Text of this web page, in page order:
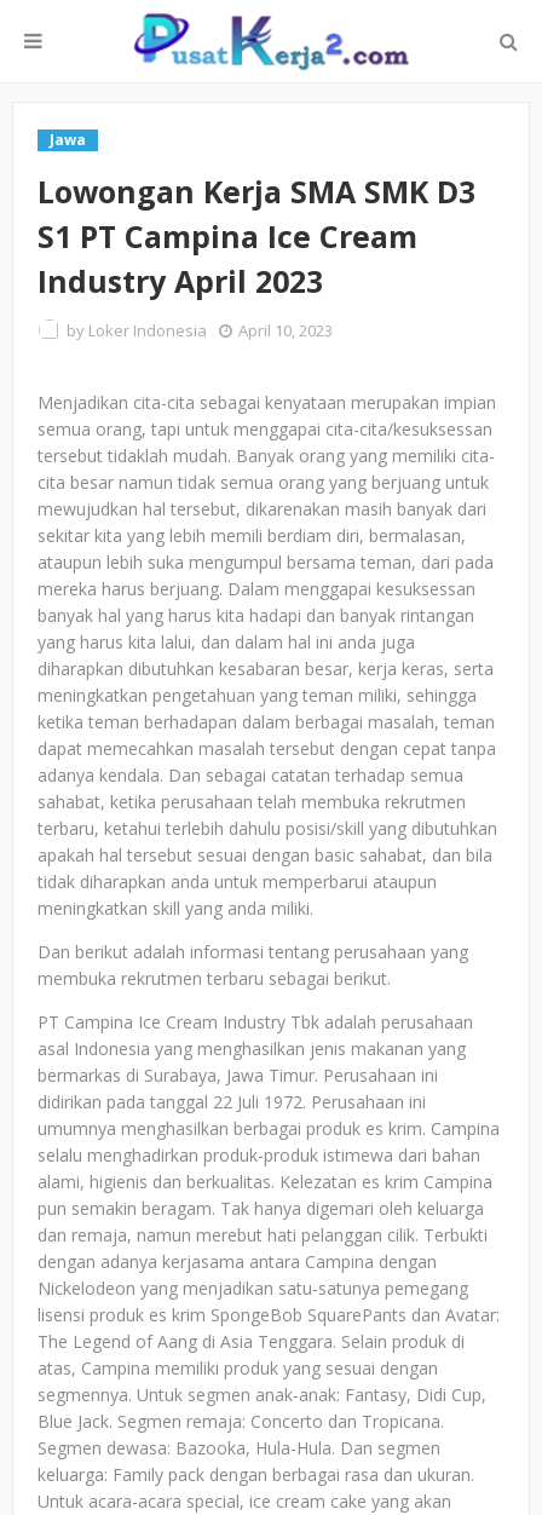
Jawa
Lowongan Kerja SMA SMK D3
S1 PT Campina Ice Cream
Industry April 2023
by Loker Indonesia April 10, 2023
Menjadikan cita-cita sebagai kenyataan merupakan impian
semua orang, tapi untuk menggapai cita-cita/kesuksessan
tersebut tidaklah mudah. Banyak orang yang memiliki cita-
cita besar namun tidak semua orang yang berjuang untuk
mewujudkan hal tersebut, dikarenakan masih banyak dari
sekitar kita yang lebih memili berdiam diri, bermalasan,
ataupun lebih suka mengumpul bersama teman, dari pada
mereka harus berjuang. Dalam menggapai kesuksessan
banyak hal yang harus kita hadapi dan banyak rintangan
yang harus kita lalui, dan dalam hal ini anda juga
diharapkan dibutuhkan kesabaran besar, kerja keras, serta
meningkatkan pengetahuan yang teman miliki, sehingga
ketika teman berhadapan dalam berbagai masalah, teman
dapat memecahkan masalah tersebut dengan cepat tanpa
adanya kendala. Dan sebagai catatan terhadap semua
sahabat, ketika perusahaan telah membuka rekrutmen
terbaru, ketahui terlebih dahulu posisi/skill yang dibutuhkan
apakah hal tersebut sesuai dengan basic sahabat, dan bila
tidak diharapkan anda untuk memperbarui ataupun
meningkatkan skill yang anda miliki.
Dan berikut adalah informasi tentang perusahaan yang
membuka rekrutmen terbaru sebagai berikut.
PT Campina Ice Cream Industry Tbk adalah perusahaan
asal Indonesia yang menghasilkan jenis makanan yang
bermarkas di Surabaya, Jawa Timur. Perusahaan ini
didirikan pada tanggal 22 Juli 1972. Perusahaan ini
umumnya menghasilkan berbagai produk es krim. Campina
selalu menghadirkan produk-produk istimewa dari bahan
alami, higienis dan berkualitas. Kelezatan es krim Campina
pun semakin beragam. Tak hanya digemari oleh keluarga
dan remaja, namun merebut hati pelanggan cilik. Terbukti
dengan adanya kerjasama antara Campina dengan
Nickelodeon yang menjadikan satu-satunya pemegang
lisensi produk es krim SpongeBob SquarePants dan Avatar:
The Legend of Aang di Asia Tenggara. Selain produk di
atas, Campina memiliki produk yang sesuai dengan
segmennya. Untuk segmen anak-anak: Fantasy, Didi Cup,
Blue Jack. Segmen remaja: Concerto dan Tropicana.
Segmen dewasa: Bazooka, Hula-Hula. Dan segmen
keluarga: Family pack dengan berbagai rasa dan ukuran.
Untuk acara-acara special, ice cream cake yang akan